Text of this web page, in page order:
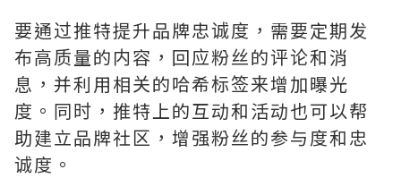
要通过推特提升品牌忠诚度，需要定期发
布高质量的内容，回应粉丝的评论和消
息，并利用相关的哈希标签来增加曝光
度。同时，推特上的互动和活动也可以帮
助建立品牌社区，增强粉丝的参与度和忠
诚度。